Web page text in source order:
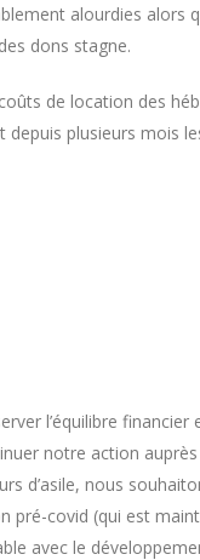
alourdies alors
dons stagne.
de location des
depuis plusieurs mois
l’équilibre financier
notre action auprès
d’asile, nous
pré-covid (qui est
avec le